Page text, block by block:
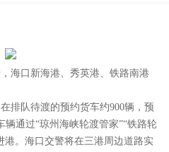
口新海港、秀英港、铁路南港
队待渡的预约货车约900辆，预
通过“琼州海峡轮渡管家”“铁路轮
港。海口交警将在三港周边道路实